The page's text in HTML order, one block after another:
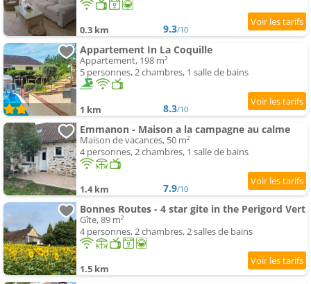
0.3 km 9.3/10
Appartement In La Coquille
Appartement, 198 m²
5 personnes, 2 chambres, 1 salle de bains
1 km 8.3/10
Emmanon - Maison a la campagne au calme
Maison de vacances, 50 m²
4 personnes, 2 chambres, 1 salle de bains
1.4 km 7.9/10
Bonnes Routes - 4 star gite in the Perigord Vert
Gîte, 89 m²
4 personnes, 2 chambres, 2 salles de bains
1.5 km